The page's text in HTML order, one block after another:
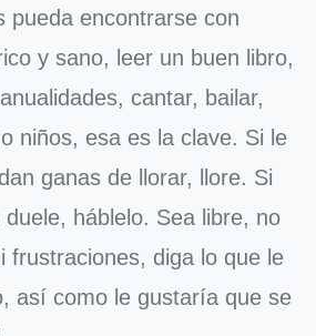
pueda encontrarse con
y sano, leer un buen libro,
cantar, bailar,
niños, esa es la clave. Si le
ganas de llorar, llore. Si
háblelo. Sea libre, no
frustraciones, diga lo que le
así como le gustaría que se